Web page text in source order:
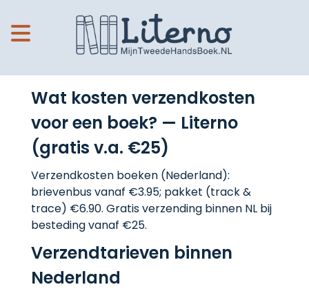
Wat kosten verzendkosten
voor een boek? — Literno
(gratis v.a. €25)
Verzendkosten boeken (Nederland):
brievenbus vanaf €3.95; pakket (track &
trace) €6.90. Gratis verzending binnen NL bij
besteding vanaf €25.
Verzendtarieven binnen
Nederland